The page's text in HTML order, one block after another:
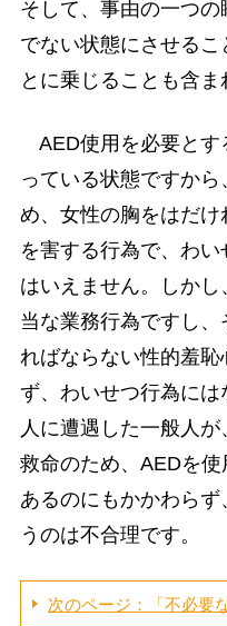
そして、事由の一つ
でない状態にさせるこ
とに乗じることも含ま
AED使用を必要とす
っている状態ですか
め、女性の胸をはだ
を害する行為で、わ
はいえません。しか
当な業務行為ですし
ればならない性的羞恥
ず、わいせつ行為に
人に遭遇した一般人
救命のため、AEDを
あるのにもかかわら
うのは不合理です。
次のページ：「不必要